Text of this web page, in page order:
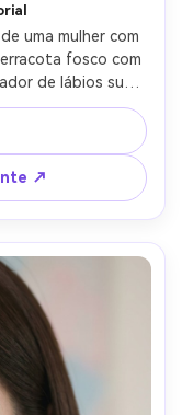
uma mulher com
fosco com
de lábios sutil,
gola de
de
macro, colheita
resolução,
moda-AR 4:5
↗